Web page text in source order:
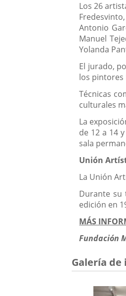
Los 26
Antonio
Manuel
Yolanda
El jurado,
los pintores
Técnicas
culturales
La
de 12 a 14
sala
Unión
La Unión
Durante su
edición en
MÁS
Fundación
Galería de